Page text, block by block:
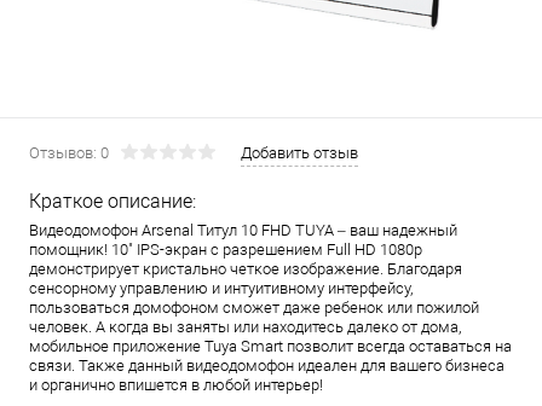
Отзывов: 0 Добавить отзыв
Краткое описание:
Видеодомофон Arsenal Титул 10 FHD TUYA – ваш надежный
помощник! 10" IPS-экран с разрешением Full HD 1080p
демонстрирует кристально четкое изображение. Благодаря
сенсорному управлению и интуитивному интерфейсу,
пользоваться домофоном сможет даже ребенок или пожилой
человек. А когда вы заняты или находитесь далеко от дома,
мобильное приложение Tuya Smart позволит всегда оставаться на
связи. Также данный видеодомофон идеален для вашего бизнеса
и органично впишется в любой интерьер!